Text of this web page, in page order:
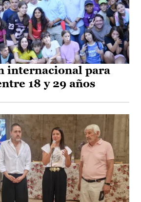
internacional para
18 y 29 años